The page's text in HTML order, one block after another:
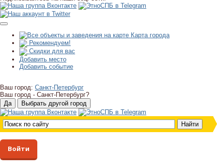
Карта города
Рекомендуем!
Скидки для вас
Добавить место
Добавить событие
Ваш город: Санкт-Петербург
Ваш город - Санкт-Петербург?
Войти